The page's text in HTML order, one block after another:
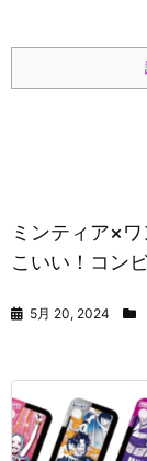
ミンティア×
こいい！コン
5月 20, 2024